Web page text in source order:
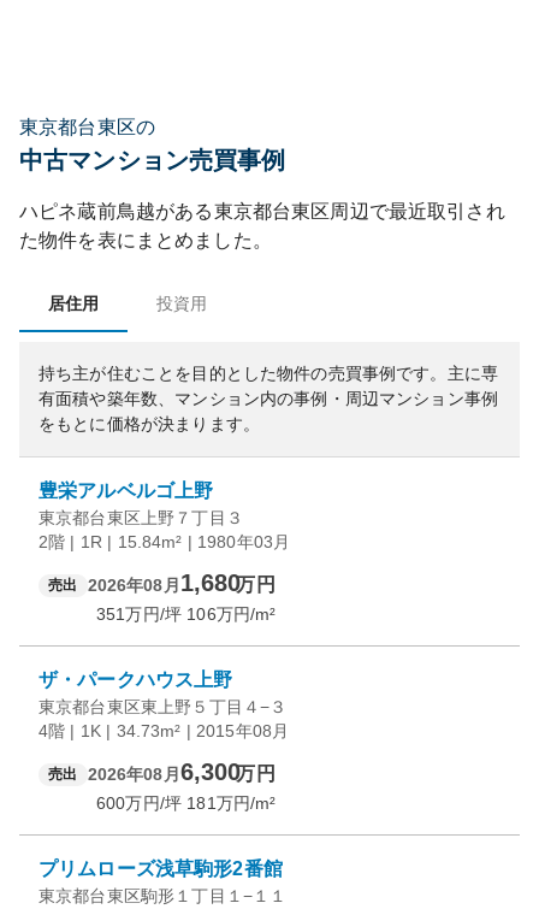
東京都台東区の
中古マンション売買事例
ハピネ蔵前鳥越がある東京都台東区周辺で最近取引され
た物件を表にまとめました。
居住用 投資用
持ち主が住むことを目的とした物件の売買事例です。 主に専
有面積や築年数、マンション内の事例・周辺マンション事例
をもとに価格が決まります。
豊栄アルベルゴ上野
東京都台東区上野７丁目３
2階 | 1R | 15.84m² | 1980年03月
売出 2026年08月 1,680万円
351万円/坪 106万円/m²
ザ・パークハウス上野
東京都台東区東上野５丁目４−３
4階 | 1K | 34.73m² | 2015年08月
売出 2026年08月 6,300万円
600万円/坪 181万円/m²
プリムローズ浅草駒形2番館
東京都台東区駒形１丁目１−１１